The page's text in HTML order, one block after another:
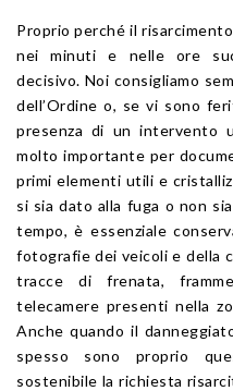
Proprio perché il
nei minuti e nelle ore
decisivo. Noi consigliamo
dell’Ordine o, se vi sono
presenza di un intervento
molto importante per
primi elementi utili e
si sia dato alla fuga o non
tempo, è essenziale
fotografie dei veicoli e della
tracce di frenata,
telecamere presenti nella
Anche quando il
spesso sono proprio
sostenibile la richiesta